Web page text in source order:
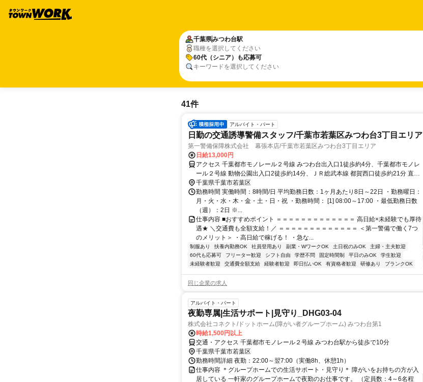
千葉県みつわ台駅
職種を選択してください
60代（シニア）も応募可
キーワードを選択してください
41件
アルバイト・パート
日勤の交通誘導警備スタッフ/千葉市若葉区みつわ台3丁目エリア
第一警備保障株式会社 幕張本店/千葉市若葉区みつわ台3丁目エリア
日給13,000円
アクセス 千葉都市モノレール２号線 みつわ台出入口1徒歩約4分、千葉都市モノレ
ール２号線 動物公園出入口2徒歩約14分、ＪＲ総武本線 都賀西口徒歩約21分 直行
直帰OK＊交通費全額支給＊
千葉県千葉市若葉区
勤務時間 実働時間：8時間/日 平均勤務日数：1ヶ月あたり8日～22日 ・勤務曜日：
月・火・水・木・金・土・日・祝 ・勤務時間： [1] 08:00～17:00 ・最低勤務日数
（週）：2日 ※...
仕事内容 ■おすすめポイント ＝＝＝＝＝＝＝＝＝＝＝＝＝ 高日給×未経験でも厚待
遇★ ＼交通費も全額支給！／ ＝＝＝＝＝＝＝＝＝＝＝＝＝ ＜第一警備で働く7つ
のメリット＞ ・高日給で稼げる！ ・急な...
制服あり 扶養内勤務OK 社員登用あり 副業・WワークOK 土日祝のみOK
主婦・主夫歓迎
60代も応募可
フリーター歓迎 シフト自由 学歴不問 固定時間制 平日のみOK
学生歓迎
未経験者歓迎
交通費全額支給 経験者歓迎 即日払いOK 有資格者歓迎 研修あり ブランクOK
同じ企業の求人
アルバイト・パート
夜勤専属|生活サポート|見守り_DHG03-04
株式会社コネクト/ドットホーム(障がい者グループホーム) みつわ台第1
時給1,500円以上
交通・アクセス 千葉都市モノレール２号線 みつわ台駅から徒歩で10分
千葉県千葉市若葉区
勤務時間詳細 夜勤：22:00～翌7:00（実働8h、休憩1h）
仕事内容 ＊グループホームでの生活サポート・見守り＊ 障がいをお持ちの方が入
居している 一軒家のグループホームで夜勤のお仕事です。 （定員数：4～6名程